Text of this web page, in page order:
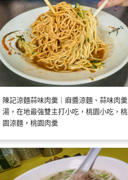
陳記涼麵蒜味肉羹｜麻醬涼麵、蒜味肉羹
湯，在地最強雙主打小吃，桃園小吃，桃
園涼麵，桃園肉羹